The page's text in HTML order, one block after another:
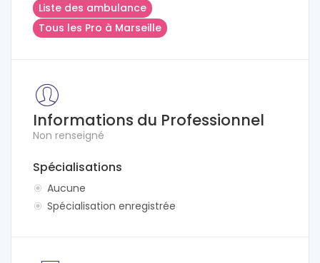
Liste des ambulance
Tous les Pro à Marseille
Informations du Professionnel
Non renseigné
Spécialisations
Aucune
Spécialisation enregistrée